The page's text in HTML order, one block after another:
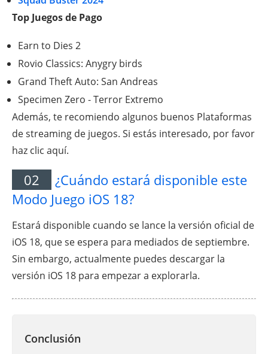
Top Juegos de Pago
Earn to Dies 2
Rovio Classics: Anygry birds
Grand Theft Auto: San Andreas
Specimen Zero - Terror Extremo
Además, te recomiendo algunos buenos Plataformas
de streaming de juegos. Si estás interesado, por favor
haz clic aquí.
02
¿Cuándo estará disponible este
Modo Juego iOS 18?
Estará disponible cuando se lance la versión oficial de
iOS 18, que se espera para mediados de septiembre.
Sin embargo, actualmente puedes descargar la
versión iOS 18 para empezar a explorarla.
Conclusión